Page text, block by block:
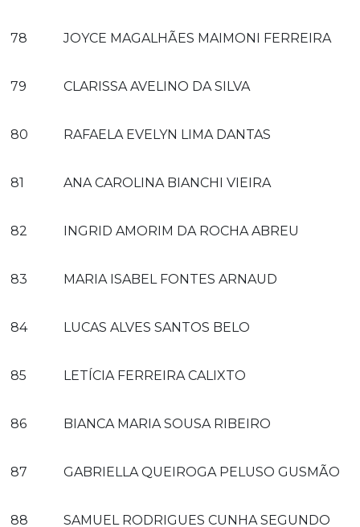
78 JOYCE MAGALHÃES MAIMONI FERREIRA
79 CLARISSA AVELINO DA SILVA
80 RAFAELA EVELYN LIMA DANTAS
81 ANA CAROLINA BIANCHI VIEIRA
82 INGRID AMORIM DA ROCHA ABREU
83 MARIA ISABEL FONTES ARNAUD
84 LUCAS ALVES SANTOS BELO
85 LETÍCIA FERREIRA CALIXTO
86 BIANCA MARIA SOUSA RIBEIRO
87 GABRIELLA QUEIROGA PELUSO GUSMÃO
88 SAMUEL RODRIGUES CUNHA SEGUNDO